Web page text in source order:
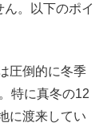
。以下のポイ
圧倒的に冬季
特に真冬の12
に渡来してい